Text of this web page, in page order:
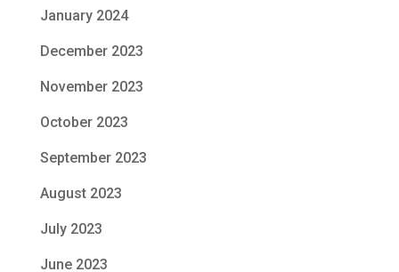
January 2024
December 2023
November 2023
October 2023
September 2023
August 2023
July 2023
June 2023